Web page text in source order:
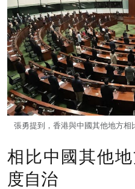
張勇提到，香港與中國其他地方相
相比中國其他
度自治